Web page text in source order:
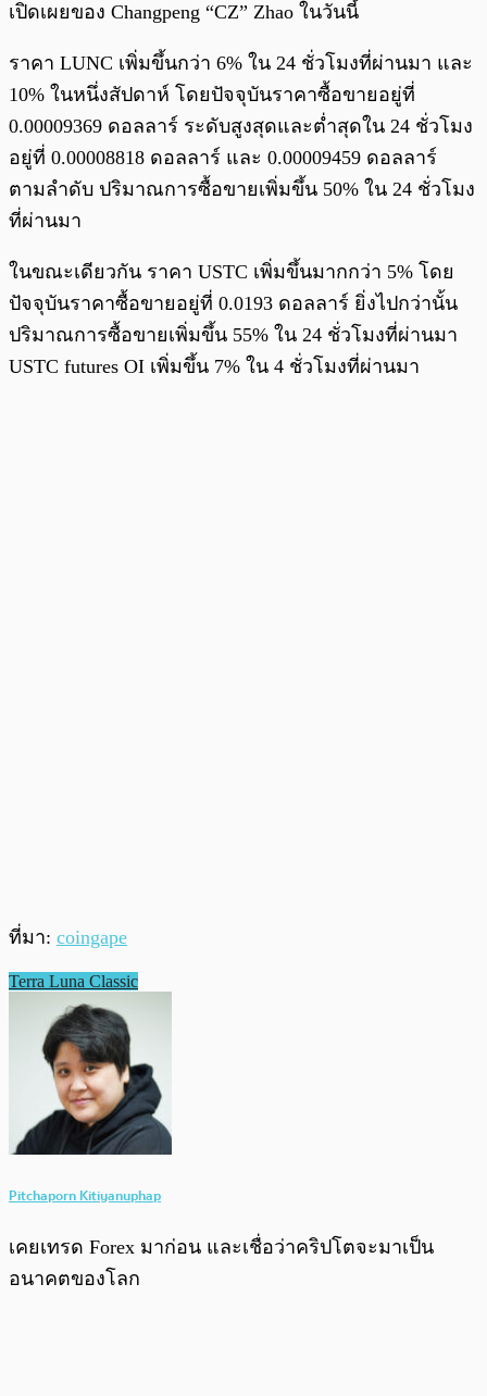
เปิดเผยของ Changpeng “CZ” Zhao ในวันนี้
ราคา LUNC เพิ่มขึ้นกว่า 6% ใน 24 ชั่วโมงที่ผ่านมา และ
10% ในหนึ่งสัปดาห์ โดยปัจจุบันราคาซื้อขายอยู่ที่
0.00009369 ดอลลาร์ ระดับสูงสุดและต่ำสุดใน 24 ชั่วโมง
อยู่ที่ 0.00008818 ดอลลาร์ และ 0.00009459 ดอลลาร์
ตามลำดับ ปริมาณการซื้อขายเพิ่มขึ้น 50% ใน 24 ชั่วโมง
ที่ผ่านมา
ในขณะเดียวกัน ราคา USTC เพิ่มขึ้นมากกว่า 5% โดย
ปัจจุบันราคาซื้อขายอยู่ที่ 0.0193 ดอลลาร์ ยิ่งไปกว่านั้น
ปริมาณการซื้อขายเพิ่มขึ้น 55% ใน 24 ชั่วโมงที่ผ่านมา
USTC futures OI เพิ่มขึ้น 7% ใน 4 ชั่วโมงที่ผ่านมา
ที่มา: coingape
Terra Luna Classic
Pitchaporn Kitiyanuphap
เคยเทรด Forex มาก่อน และเชื่อว่าคริปโตจะมาเป็น
อนาคตของโลก